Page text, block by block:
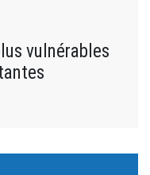
vulnérables